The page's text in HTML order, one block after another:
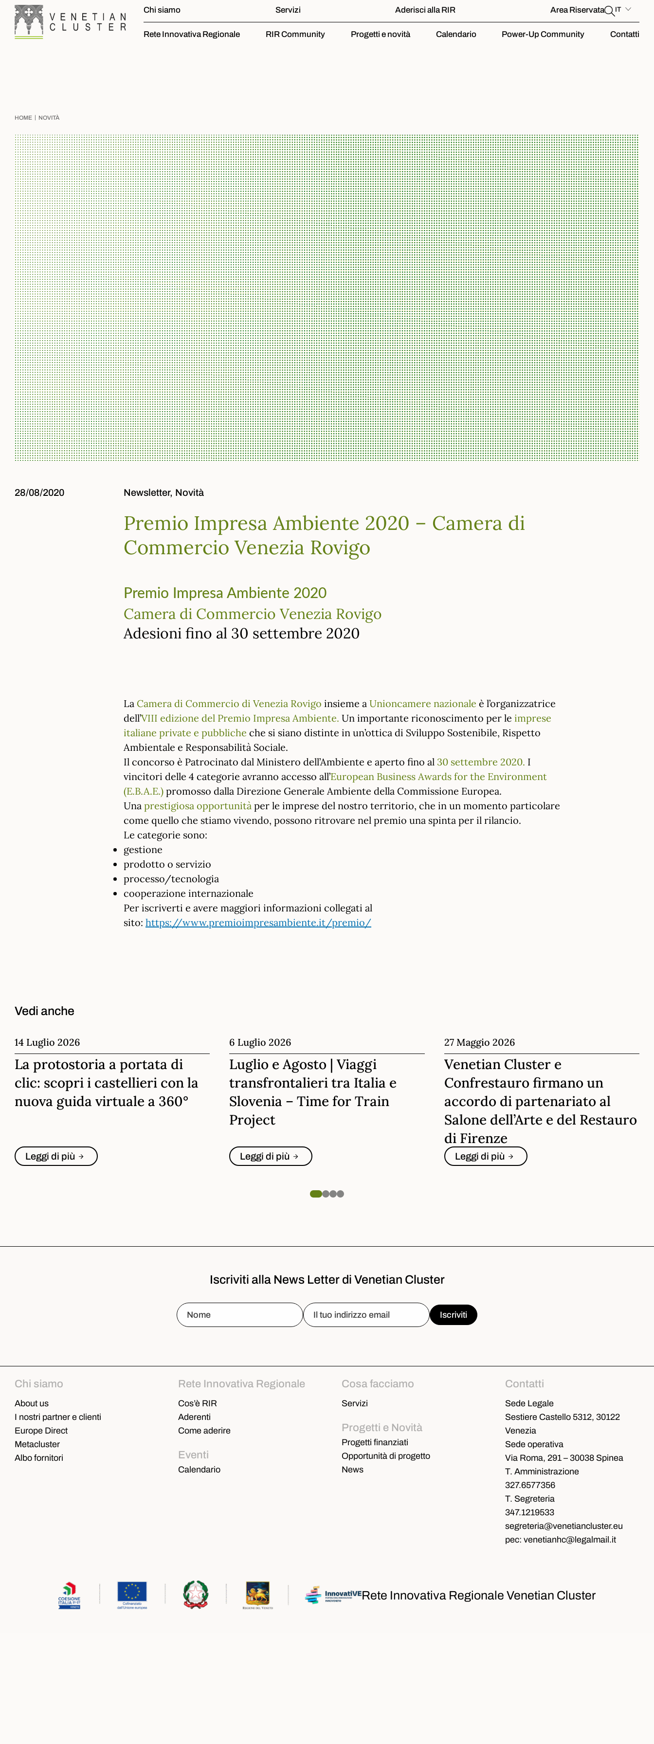
Chi siamo Servizi Aderisci alla RIR Area Riservata IT
Rete Innovativa Regionale RIR Community Progetti e novità Calendario Power-Up Community Contatti
HOME | NOVITÀ
28/08/2020 Newsletter, Novità
Premio Impresa Ambiente 2020 – Camera di
Commercio Venezia Rovigo
Premio Impresa Ambiente 2020
Camera di Commercio Venezia Rovigo
Adesioni fino al 30 settembre 2020
La Camera di Commercio di Venezia Rovigo insieme a Unioncamere nazionale è l’organizzatrice
dell’VIII edizione del Premio Impresa Ambiente. Un importante riconoscimento per le imprese
italiane private e pubbliche che si siano distinte in un’ottica di Sviluppo Sostenibile, Rispetto
Ambientale e Responsabilità Sociale.
Il concorso è Patrocinato dal Ministero dell’Ambiente e aperto fino al 30 settembre 2020. I
vincitori delle 4 categorie avranno accesso all’European Business Awards for the Environment
(E.B.A.E.)promosso dalla Direzione Generale Ambiente della Commissione Europea.
Una prestigiosa opportunità per le imprese del nostro territorio, che in un momento particolare
come quello che stiamo vivendo, possono ritrovare nel premio una spinta per il rilancio.
Le categorie sono:
gestione
prodotto o servizio
processo/tecnologia
cooperazione internazionale
Per iscriverti e avere maggiori informazioni collegati al
sito: https://www.premioimpresambiente.it/premio/
Vedi anche
14 Luglio 2026
La protostoria a portata di
clic: scopri i castellieri con la
nuova guida virtuale a 360°
Leggi di più
6 Luglio 2026
Luglio e Agosto | Viaggi
transfrontalieri tra Italia e
Slovenia – Time for Train
Project
Leggi di più
27 Maggio 2026
Venetian Cluster e
Confrestauro firmano un
accordo di partenariato al
Salone dell’Arte e del Restauro
di Firenze
Leggi di più
Iscriviti alla News Letter di Venetian Cluster
Chi siamo
About us
I nostri partner e clienti
Europe Direct
Metacluster
Albo fornitori
Rete Innovativa Regionale
Cos’è RIR
Aderenti
Come aderire
Eventi
Calendario
Cosa facciamo
Servizi
Progetti e Novità
Progetti finanziati
Opportunità di progetto
News
Contatti
Sede Legale
Sestiere Castello 5312, 30122
Venezia
Sede operativa
Via Roma, 291 – 30038 Spinea
T. Amministrazione
327.6577356
T. Segreteria
347.1219533
segreteria@venetiancluster.eu
pec:venetianhc@legalmail.it
Rete Innovativa Regionale Venetian Cluster